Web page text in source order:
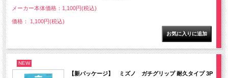
メーカー本体価格：1,100円(税込)
価格： 1,100円(税込)
NEW
【新パッケージ】 ミズノ ガチグリップ 耐久タイプ 3P